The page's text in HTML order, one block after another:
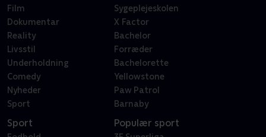
Film
Dokumentar
Reality
Livsstil
Underholdning
Comedy
Nyheder
Sport
Sygeplejeskolen
X Factor
Bachelor
Forræder
Bachelorette
Yellowstone
Paw Patrol
Barnaby
Sport Populær sport